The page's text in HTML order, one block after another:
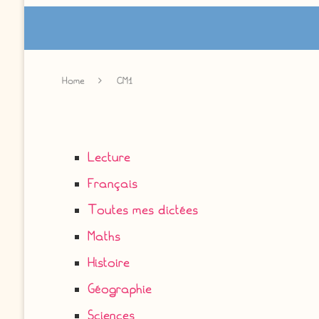
Home CM1
Lecture
Français
Toutes mes dictées
Maths
Histoire
Géographie